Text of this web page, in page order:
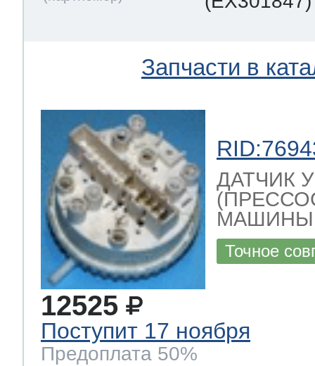
Запчасти в
ДАТЧИК
МАШИНЫ ,
Точное
12525
Поступит 17 ноября
Предоплата 50%